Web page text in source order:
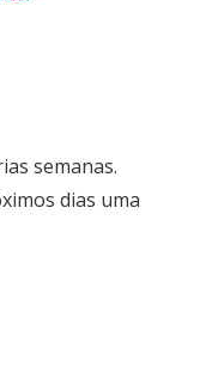
semanas.
dias uma